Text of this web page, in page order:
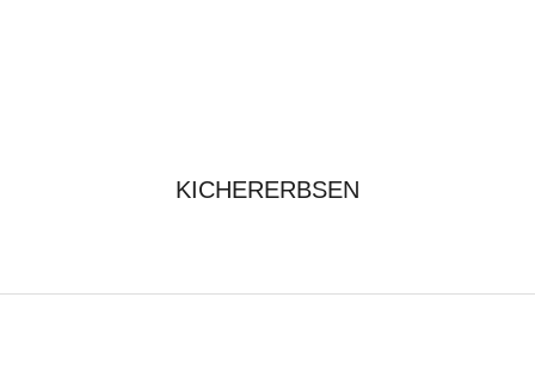
KICHERERBSEN